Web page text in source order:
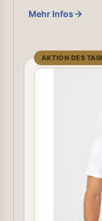
Mehr Infos
AKTION DES